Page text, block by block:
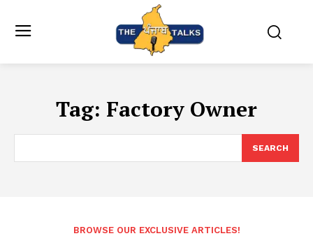
Tag: Factory Owner
SEARCH
BROWSE OUR EXCLUSIVE ARTICLES!